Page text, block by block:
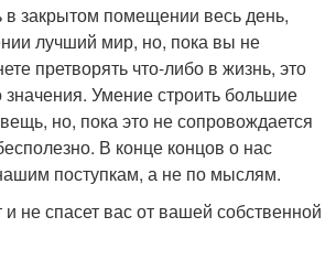
закрытом помещении весь день,
лучший мир, но, пока вы не
претворять что-либо в жизнь, это
значения. Умение строить большие
но, пока это не сопровождается
В конце концов о нас
поступкам, а не по мыслям.
и не спасет вас от вашей собственной